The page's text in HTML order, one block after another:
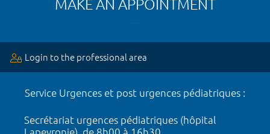
MAKE AN APPOINTMENT
Login to the professional area
Service Urgences et post urgences pédiatriques :
Secrétariat urgences pédiatriques (hôpital